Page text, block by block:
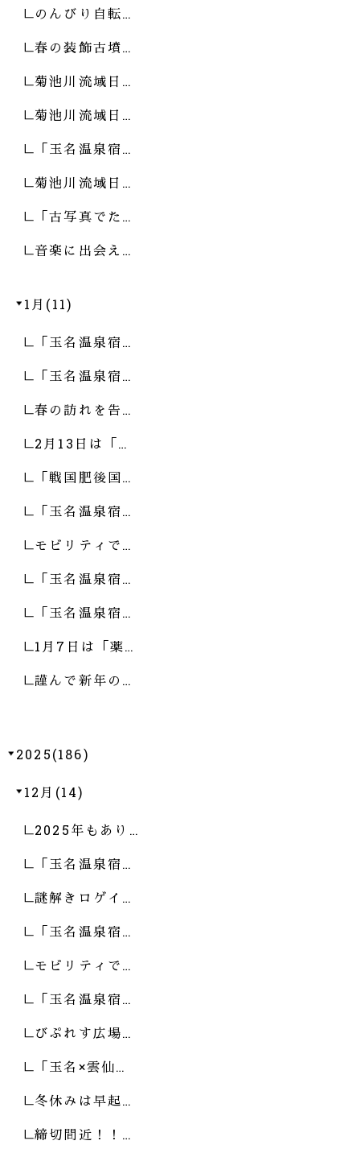
のんびり自転…
春の装飾古墳…
菊池川流域日…
菊池川流域日…
「玉名温泉宿…
菊池川流域日…
「古写真でた…
音楽に出会え…
1月(11)
「玉名温泉宿…
「玉名温泉宿…
春の訪れを告…
2月13日は「…
「戦国肥後国…
「玉名温泉宿…
モビリティで…
「玉名温泉宿…
「玉名温泉宿…
1月7日は「薬…
謹んで新年の…
2025(186)
12月(14)
2025年もあり…
「玉名温泉宿…
謎解きロゲイ…
「玉名温泉宿…
モビリティで…
「玉名温泉宿…
びぷれす広場…
「玉名×雲仙…
冬休みは早起…
締切間近！！…